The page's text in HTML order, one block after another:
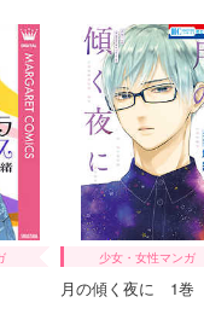
【ヨコヨミ】: 25
カート
試し読み
【ヨコヨミ】: 26
カート
少女・女性マンガ
月の傾く夜に 1巻